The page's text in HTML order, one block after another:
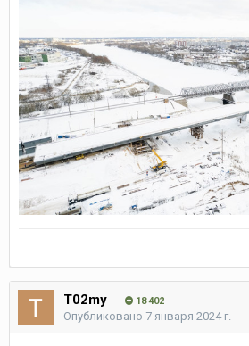
T02my 18 402
Опубликовано 7 января 2024 г.